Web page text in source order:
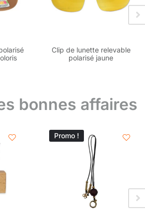
Clip de lunette relevable
polarisé jaune
bonnes affaires
Promo !